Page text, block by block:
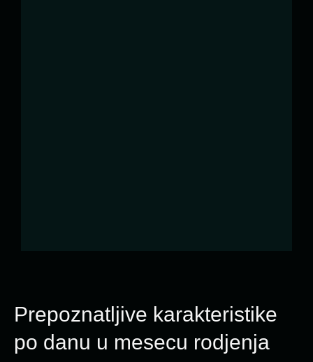
Prepoznatljive karakteristike
po danu u mesecu rodjenja